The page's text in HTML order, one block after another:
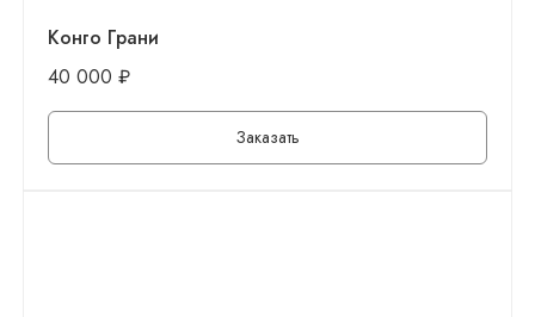
Конго Грани
40 000 ₽
Заказать